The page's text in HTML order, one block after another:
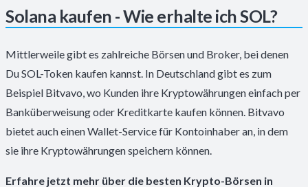
Solana kaufen - Wie erhalte ich SOL?
Mittlerweile gibt es zahlreiche Börsen und Broker, bei denen
Du SOL-Token kaufen kannst. In Deutschland gibt es zum
Beispiel Bitvavo, wo Kunden ihre Kryptowährungen einfach per
Banküberweisung oder Kreditkarte kaufen können. Bitvavo
bietet auch einen Wallet-Service für Kontoinhaber an, in dem
sie ihre Kryptowährungen speichern können.
Erfahre jetzt mehr über die besten Krypto-Börsen in